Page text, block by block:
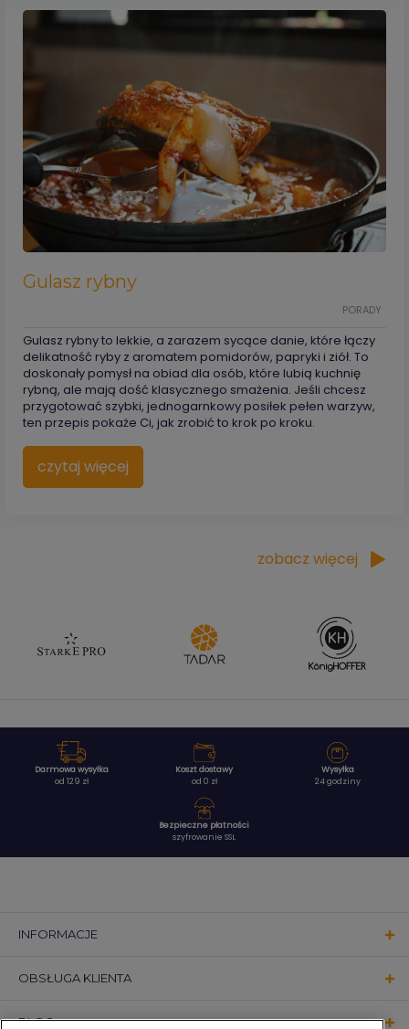
Gulasz rybny
PORADY
Gulasz rybny to lekkie, a zarazem sycące danie, które łączy
delikatność ryby z aromatem pomidorów, papryki i ziół. To
doskonały pomysł na obiad dla osób, które lubią kuchnię
rybną, ale mają dość klasycznego smażenia. Jeśli chcesz
przygotować szybki, jednogarnkowy posiłek pełen warzyw,
ten przepis pokaże Ci, jak zrobić to krok po kroku.
czytaj więcej
zobacz więcej
Darmowa wysyłka
od 129 zł
Koszt dostawy
od 0 zł
Wysyłka
24 godziny
Bezpieczne płatności
szyfrowanie SSL
INFORMACJE
OBSŁUGA KLIENTA
BLOG